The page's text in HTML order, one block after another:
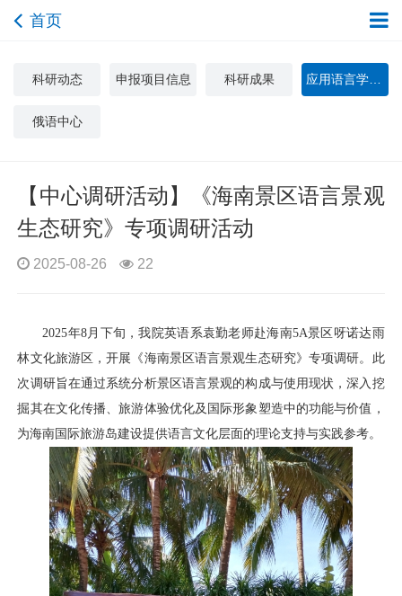
首页
科研动态 申报项目信息 科研成果
俄语中心
【中心调研活动】《海南景区语言景观
生态研究》专项调研活动
2025-08-26 22
2025年8月下旬，我院英语系袁勤老师赴海南5A景区呀诺达雨
林文化旅游区，开展《海南景区语言景观生态研究》专项调研。此
次调研旨在通过系统分析景区语言景观的构成与使用现状，深入挖
掘其在文化传播、旅游体验优化及国际形象塑造中的功能与价值，
为海南国际旅游岛建设提供语言文化层面的理论支持与实践参考。